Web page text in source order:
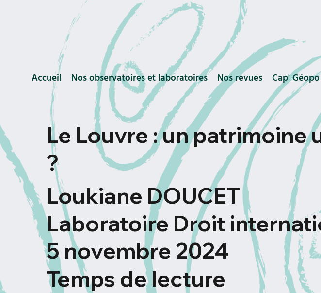
Accueil Nos observatoires et laboratoires Nos revues Cap' Géopo
Le Louvre : un patrimoine
?
Loukiane DOUCET
Laboratoire Droit
5 novembre 2024
Temps de lecture